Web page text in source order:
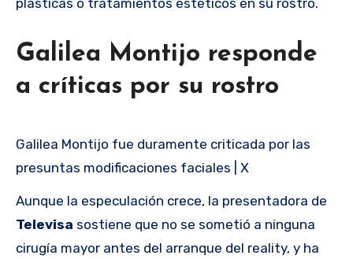
plásticas o tratamientos estéticos en su rostro.
Galilea Montijo responde
a críticas por su rostro
Galilea Montijo fue duramente criticada por las
presuntas modificaciones faciales | X
Aunque la especulación crece, la presentadora de
Televisa sostiene que no se sometió a ninguna
cirugía mayor antes del arranque del reality, y ha